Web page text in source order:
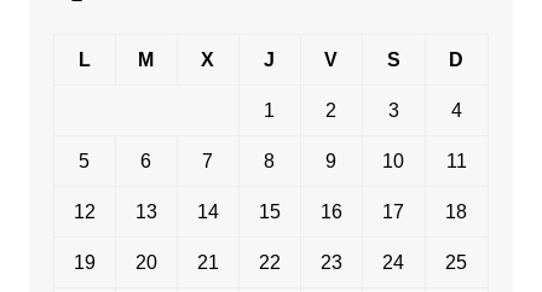
L M X J V S D
1 2 3 4
5 6 7 8 9 10 11
12 13 14 15 16 17 18
19 20 21 22 23 24 25